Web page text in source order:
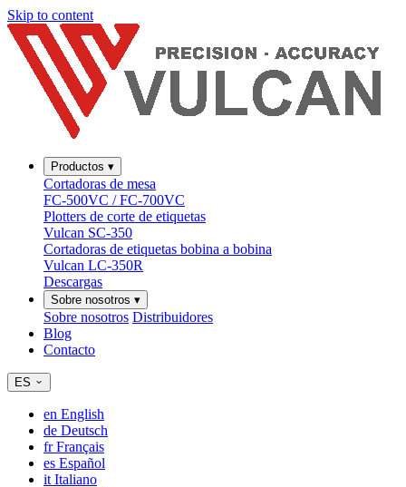
Skip to content
Productos ▾
Cortadoras de mesa
FC-500VC / FC-700VC
Plotters de corte de etiquetas
Vulcan SC-350
Cortadoras de etiquetas bobina a bobina
Vulcan LC-350R
Descargas
Sobre nosotros ▾
Sobre nosotros Distribuidores
Blog
Contacto
ES
en English
de Deutsch
frFrançais
es Español
it Italiano